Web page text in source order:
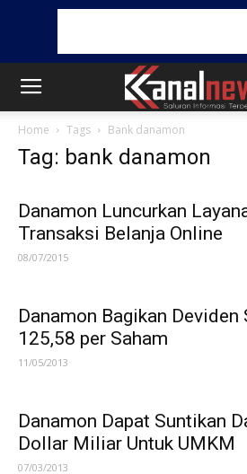
Home Tags Bank danamon
Tag: bank danamon
Danamon Luncurkan
Transaksi Belanja Online
08/07/2015
Danamon Bagikan Deviden
125,58 per Saham
11/05/2013
Danamon Dapat Suntikan
Dollar Miliar Untuk UMKM
07/03/2013